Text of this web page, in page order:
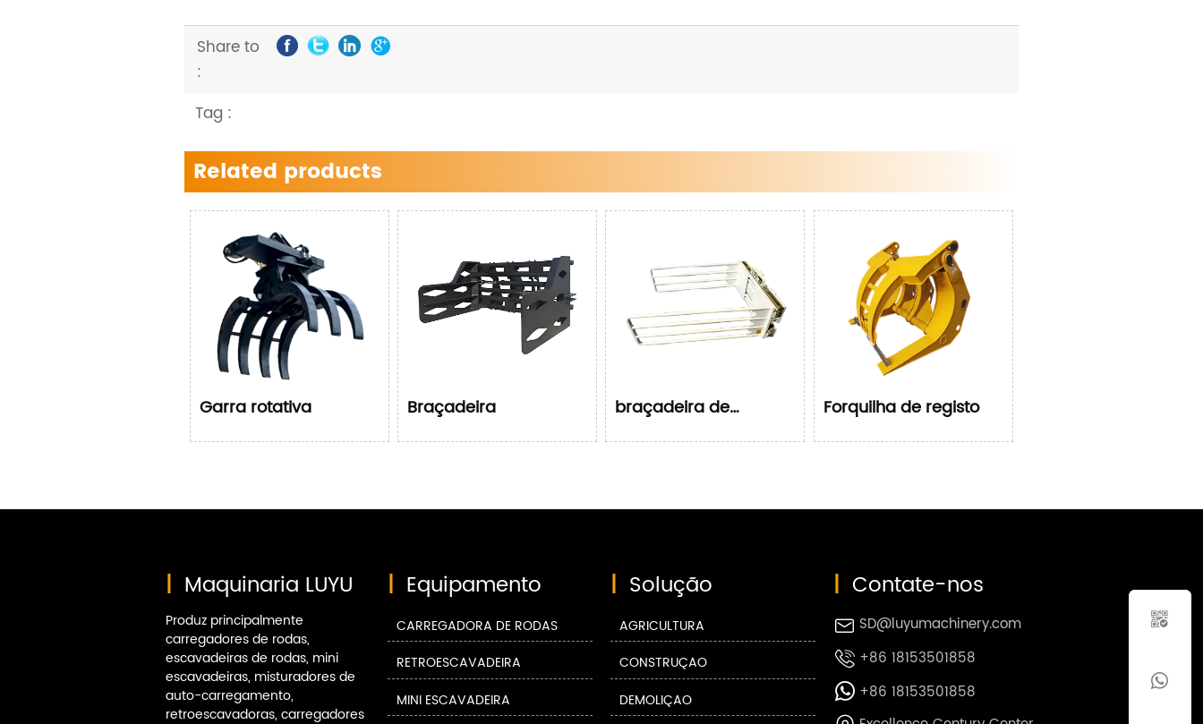
Share to
:
Tag :
Related products
Garra rotativa Braçadeira
braçadeira de
Forquilha de registo
| Maquinaria LUYU
Produz principalmente
carregadores de rodas,
escavadeiras de rodas, mini
escavadeiras, misturadores de
auto-carregamento,
retroescavadoras, carregadores
| Equipamento
CARREGADORA DE RODAS
RETROESCAVADEIRA
MINI ESCAVADEIRA
| Solução
AGRICULTURA
CONSTRUÇÃO
DEMOLIÇÃO
| Contate-nos
 SD@luyumachinery.com
 +86 18153501858
 +86 18153501858

